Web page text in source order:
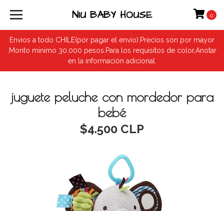
Envios a todo CHILE(por pagar el envio).Precios son por mayor
.Monto minimo 30.000 pesos.Para los requisitos de color,Anotar
en la información adicional.
NIU BABY HOUSE 0
juguete peluche con mordedor para
bebé
$4.500 CLP